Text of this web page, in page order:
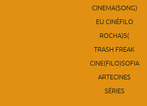
CINEMA(SONG)
EU CINÉFILO
ROCHA)S(
TRASH FREAK
CINE(FILO)SOFIA
ARTECINES
SÉRIES